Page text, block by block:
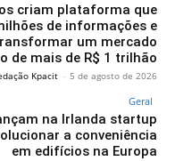
criam plataforma que
de informações e
um mercado
de mais de R$ 1 trilhão
Kpacit - 5 de agosto de 2026
Geral
na Irlanda startup
a conveniência
em edifícios na Europa